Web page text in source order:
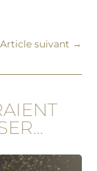
Article suivant →